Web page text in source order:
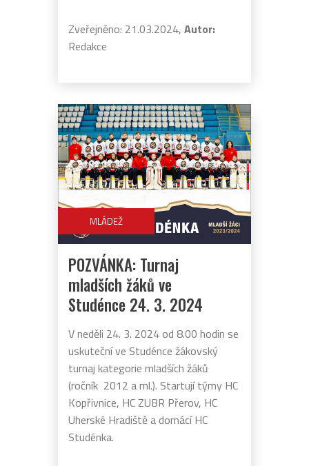
Zveřejněno: 21.03.2024, Autor:
Redakce
MLÁDEŽ
POZVÁNKA: Turnaj
mladších žáků ve
Studénce 24. 3. 2024
V neděli 24. 3. 2024 od 8.00 hodin se
uskuteční ve Studénce žákovský
turnaj kategorie mladších žáků
(ročník 2012 a ml.). Startují týmy HC
Kopřivnice, HC ZUBR Přerov, HC
Uherské Hradiště a domácí HC
Studénka.